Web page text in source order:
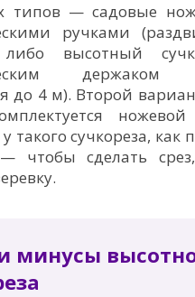
типов — садовые
ручками
высотный
держаком
до 4 м). Второй
такого сучкореза, как
чтобы сделать
минусы